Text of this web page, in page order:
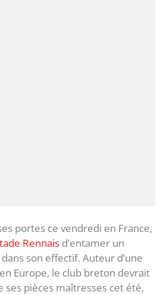
portes ce vendredi en France,
Rennais d’entamer un
son effectif. Auteur d’une
Europe, le club breton devrait
ses pièces maîtresses cet été,